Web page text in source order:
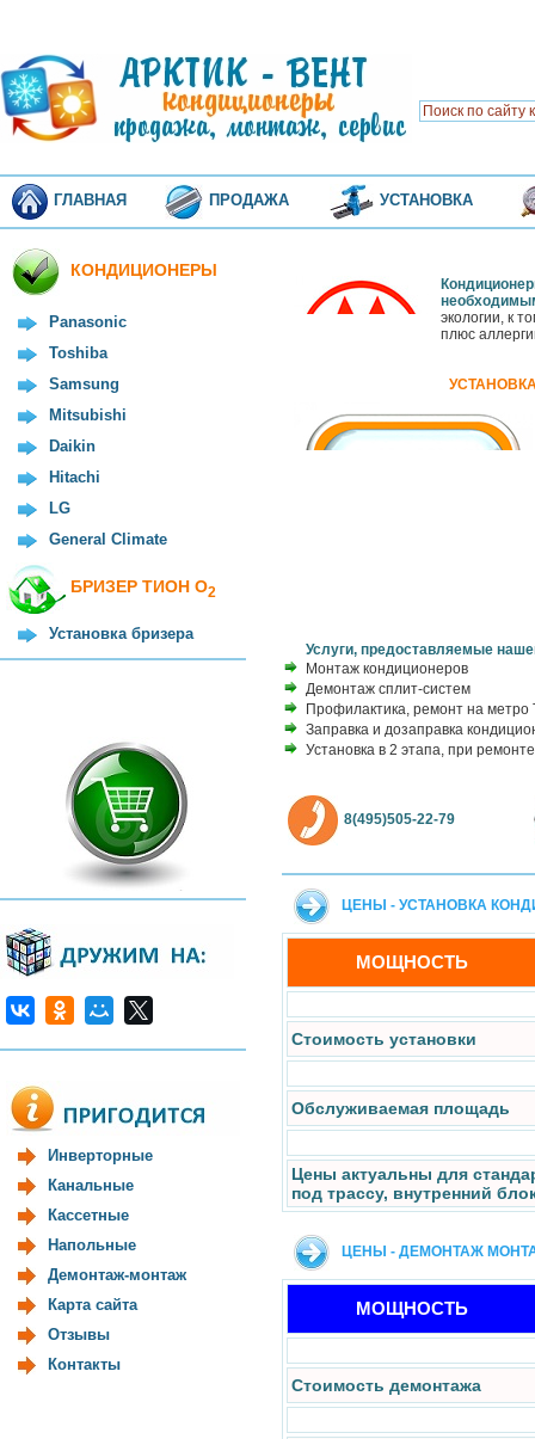
ГЛАВНАЯ ПРОДАЖА УСТАНОВКА
КОНДИЦИОНЕРЫ
Panasonic
Toshiba
Samsung
Mitsubishi
Daikin
Hitachi
LG
General Climate
БРИЗЕР ТИОН О2
Установка бризера
Инверторные
Канальные
Кассетные
Напольные
Демонтаж-монтаж
Карта сайта
Отзывы
Контакты
экологии, к
плюс
Услуги, предоставляемые
Монтаж кондиционеров
Демонтаж сплит-систем
Профилактика, ремонт на метро
Заправка и дозаправка
Установка в 2 этапа, при ремонте
8(495)505-22-79
ЦЕНЫ - УСТАНОВКА
МОЩНОСТЬ
Стоимость установки
Обслуживаемая площадь
Цены актуальны для
под трассу, внутренний
ЦЕНЫ - ДЕМОНТАЖ
МОЩНОСТЬ
Стоимость демонтажа